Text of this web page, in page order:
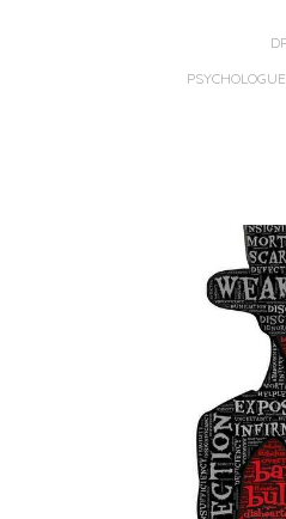
PSYCHOLOGUE